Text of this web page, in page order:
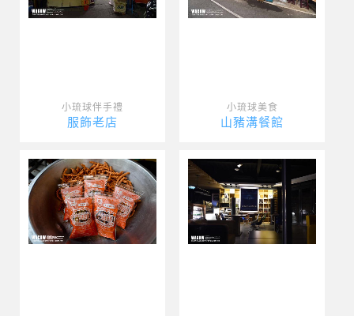
小琉球伴手禮
服飾老店
小琉球美食
山豬溝餐館